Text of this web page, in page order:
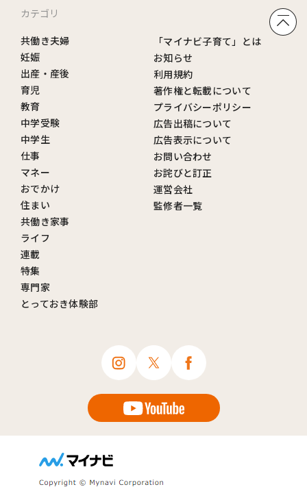
カテゴリ
共働き夫婦
妊娠
出産・産後
育児
教育
中学受験
中学生
仕事
マネー
おでかけ
住まい
共働き家事
ライフ
連載
特集
専門家
とっておき体験部
「マイナビ子育て」とは
お知らせ
利用規約
著作権と転載について
プライバシーポリシー
広告出稿について
広告表示について
お問い合わせ
お詫びと訂正
運営会社
監修者一覧